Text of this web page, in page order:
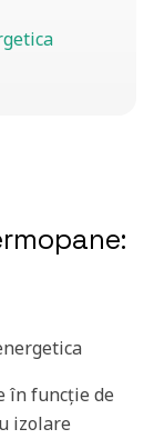
în funcție de
izolare